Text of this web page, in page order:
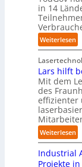
h
l
a
n
d
a
h
e
A
u
t
o
m
a
t
i
s
i
e
r
u
e
Z
u
k
u
f
t
d
e
r
I
n
d
u
s
a
m
t
r
i
t
I
n
d
u
s
t
r
a
s
a
l
u
o
a
t
i
o
n
.
O
r
in 14
Weiterlesen:
S
t
u
d
i
e
z
e
g
t
M
Lars hilft
Mit dem
des
effizienter
Weiterlesen:
L
a
r
Industrial
Projekte